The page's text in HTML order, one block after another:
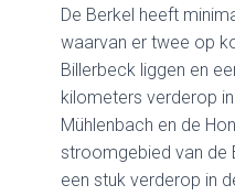
De Berkel heeft
waarvan er twee op
Billerbeck liggen en
kilometers verderop
Mühlenbach en de
stroomgebied van de
een stuk verderop in